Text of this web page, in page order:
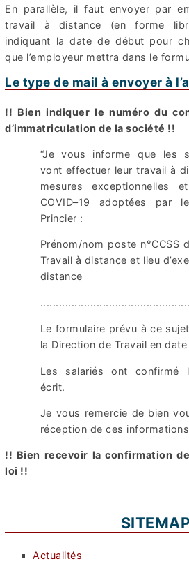
En parallèle, il faut envoyer par
travail à distance (en forme
indiquant la date de début pour
que l’employeur mettra dans le
Le type de mail à envoyer à
!! Bien indiquer le numéro du
d’immatriculation de la société !!
“Je vous informe que les
vont effectuer leur travail à
mesures exceptionnelles
COVID–19 adoptées par
Princier :
Prénom/nom poste n°CCSS
Travail à distance et lieu
distance
Le formulaire prévu à ce
la Direction de Travail en
Les salariés ont confirmé
écrit.
Je vous remercie de bien
réception de ces
!! Bien recevoir la confirmation
loi !!
Actualités